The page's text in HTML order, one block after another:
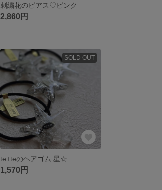
刺繍花のピアス♡ピンク
2,860円
SOLD OUT
te+teのヘアゴム 星☆
1,570円